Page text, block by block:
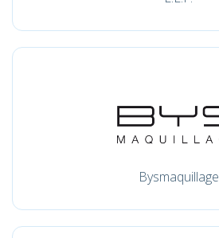
Bysmaquillage